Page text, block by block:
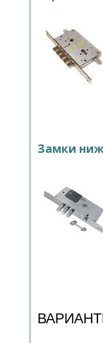
Замки